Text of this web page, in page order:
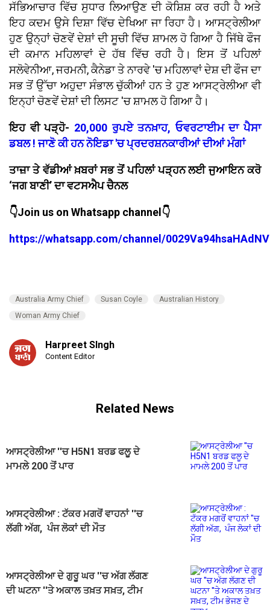
ਸੱਭਿਆਚਾਰ ਵਿੱਚ ਸੁਧਾਰ ਲਿਆਉਣ ਦੀ ਕੋਸ਼ਿਸ਼ ਕਰ ਰਹੀ ਹੈ ਅਤੇ
ਇਹ ਕਦਮ ਉਸੇ ਦਿਸ਼ਾ ਵਿੱਚ ਦੇਖਿਆ ਜਾ ਰਿਹਾ ਹੈ। ਆਸਟ੍ਰੇਲੀਆ
ਹੁਣ ਉਨ੍ਹਾਂ ਚੋਣਵੇਂ ਦੇਸ਼ਾਂ ਦੀ ਸੂਚੀ ਵਿੱਚ ਸ਼ਾਮਲ ਹੋ ਗਿਆ ਹੈ ਜਿੱਥੇ ਫੌਜ
ਦੀ ਕਮਾਨ ਮਹਿਲਾਵਾਂ ਦੇ ਹੱਥ ਵਿੱਚ ਰਹੀ ਹੈ। ਇਸ ਤੋਂ ਪਹਿਲਾਂ
ਸਲੋਵੇਨੀਆ, ਜਰਮਨੀ, ਕੈਨੇਡਾ ਤੇ ਨਾਰਵੇ 'ਚ ਮਹਿਲਾਵਾਂ ਦੇਸ਼ ਦੀ ਫੌਜ ਦਾ
ਸਭ ਤੋਂ ਉੱਚਾ ਅਹੁਦਾ ਸੰਭਾਲ ਚੁੱਕੀਆਂ ਹਨ ਤੇ ਹੁਣ ਆਸਟ੍ਰੇਲੀਆ ਵੀ
ਇਨ੍ਹਾਂ ਚੋਣਵੇਂ ਦੇਸ਼ਾਂ ਦੀ ਲਿਸਟ 'ਚ ਸ਼ਾਮਲ ਹੋ ਗਿਆ ਹੈ।
ਇਹ ਵੀ ਪੜ੍ਹੋ- 20,000 ਰੁਪਏ ਤਨਖ਼ਾਹ, ਓਵਰਟਾਈਮ ਦਾ ਪੈਸਾ
ਡਬਲ ! ਜਾਣੋ ਕੀ ਹਨ ਨੋਇਡਾ 'ਚ ਪ੍ਰਦਰਸ਼ਨਕਾਰੀਆਂ ਦੀਆਂ ਮੰਗਾਂ
ਤਾਜ਼ਾ ਤੇ ਵੱਡੀਆਂ ਖ਼ਬਰਾਂ ਸਭ ਤੋਂ ਪਹਿਲਾਂ ਪੜ੍ਹਨ ਲਈ ਜੁਆਇਨ ਕਰੋ
‘ਜਗ ਬਾਣੀ’ ਦਾ ਵਟਸਐਪ ਚੈਨਲ
👇Join us on Whatsapp channel👇
https://whatsapp.com/channel/
Australia Army Chief Susan Coyle
Australian History
Woman Army Chief
Harpreet SIngh
Content Editor
Related News
ਆਸਟ੍ਰੇਲੀਆ ''ਚ H5N1 ਬਰਡ ਫਲੂ ਦੇ
ਮਾਮਲੇ 200 ਤੋਂ ਪਾਰ
ਆਸਟ੍ਰੇਲੀਆ : ਟੱਕਰ ਮਗਰੋਂ ਵਾਹਨਾਂ ''ਚ
ਲੱਗੀ ਅੱਗ, ਪੰਜ ਲੋਕਾਂ ਦੀ ਮੌਤ
ਆਸਟ੍ਰੇਲੀਆ ਦੇ ਗੁਰੂ ਘਰ ''ਚ ਅੱਗ ਲੱਗਣ
ਦੀ ਘਟਨਾ ''ਤੇ ਅਕਾਲ ਤਖ਼ਤ ਸਖ਼ਤ, ਟੀਮ